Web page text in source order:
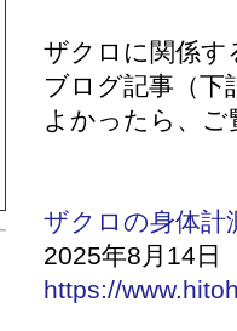
ザクロに関係す
ブログ記事（下
よかったら、
ザクロの身体計
2025年8月14日
https://